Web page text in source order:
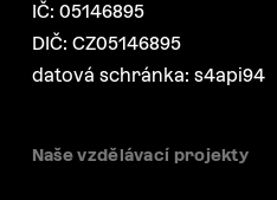
IČ: 05146895
DIČ: CZ05146895
datová schránka: s4api94
Naše vzdělávací projekty